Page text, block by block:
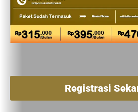
Registrasi